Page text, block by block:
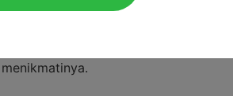
mencari yang termurah, carilah